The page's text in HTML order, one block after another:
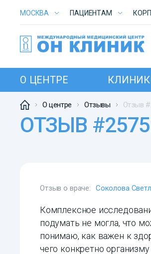
МОСКВА ПАЦИЕНТАМ
О ЦЕНТРЕ
О центре Отзывы Отзыв
ОТЗЫВ
Отзыв о враче: Соколова
Комплексное
подумать не могла, что
понимаю, как важен к
чего конкретно